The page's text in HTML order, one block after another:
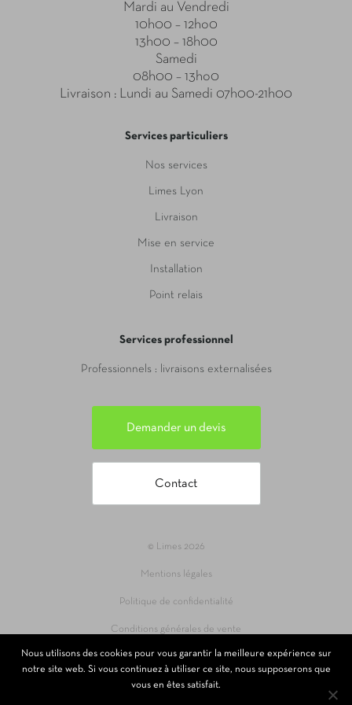
Mardi au Vendredi
10h00 – 12ho0
13h00 – 18h00
Samedi
08h00 – 13ho0
Livraison : Lundi au Samedi 07h00-21h00
Services particuliers
Nos services
Limes Lyon
Livraison
Mise en service
Installation
Point relais
Services professionnel
Professionnels : livraisons externalisées
Demander un devis
Contact
© Limes 2026
Mentions légales
Politique de confidentialité
Conditions générales de vente
Site réalisé par 69pixl agence web à Lyon
Nous utilisons des cookies pour vous garantir la meilleure expérience sur
notre site web. Si vous continuez à utiliser ce site, nous supposerons que
vous en êtes satisfait.